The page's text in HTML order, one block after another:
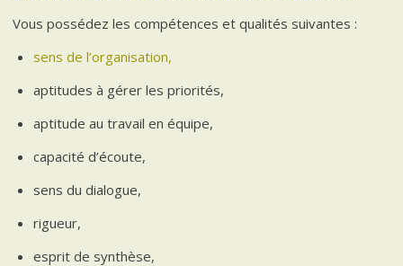
Vous possédez les compétences et qualités suivantes :
sens de l’organisation,
aptitudes à gérer les priorités,
aptitude au travail en équipe,
capacité d’écoute,
sens du dialogue,
rigueur,
esprit de synthèse,